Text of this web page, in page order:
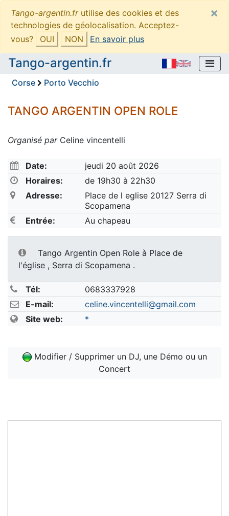
Tango-argentin.frutilise des cookies et des
technologies de géolocalisation. Acceptez-
vous?
OUI NON En savoir plus
×
Tango-argentin.fr
Corse Porto Vecchio
TANGO ARGENTIN OPEN ROLE
Organisé parCeline vincentelli
Date:
jeudi 20 août 2026
Horaires:
de 19h30 à 22h30
Adresse:
Place de l eglise 20127 Serra di
Scopamena
Entrée:
Au chapeau
Tango Argentin Open Role à Place de
l'église , Serra di Scopamena .
Tél:
0683337928
E-mail:
celine.vincentelli@gmail.com
Site web:
*
Modifier / Supprimer un DJ, une Démo ou un
Concert